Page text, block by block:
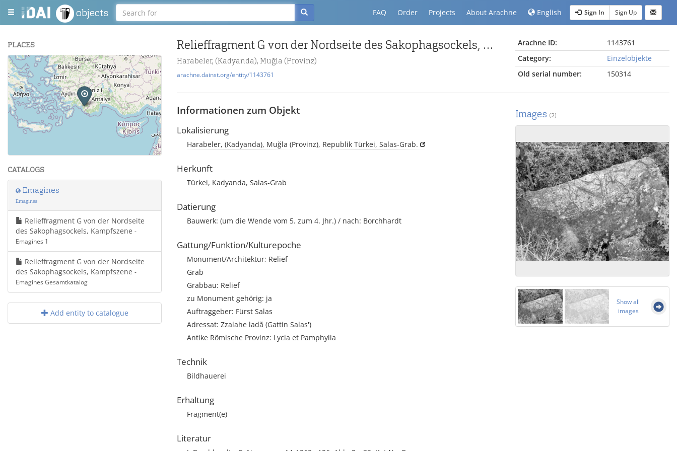
objects FAQ Order Projects About Arachne English Sign In Sign Up
PLACES
+
−
OpenStreetMap.
CATALOGS
Emagines
Emagines
Relieffragment G von der Nordseite
des Sakophagsockels, Kampfszene -
Emagines 1
Relieffragment G von der Nordseite
des Sakophagsockels, Kampfszene -
Emagines Gesamtkatalog
Add entity to catalogue
Relieffragment G von der Nordseite des Sakophagsockels, Kampfszene
Harabeler, (Kadyanda), Muğla (Provinz)
arachne.dainst.org/entity/1143761
Arachne ID:
1143761
Category:
Einzelobjekte
Old serial number:
150314
Informationen zum Objekt
Lokalisierung
Harabeler, (Kadyanda), Muğla (Provinz), Republik Türkei, Salas-Grab.
Herkunft
Türkei, Kadyanda, Salas-Grab
Datierung
Bauwerk: (um die Wende vom 5. zum 4. Jhr.) / nach: Borchhardt
Gattung/Funktion/Kulturepoche
Monument/Architektur; Relief
Grab
Grabbau: Relief
zu Monument gehörig: ja
Auftraggeber: Fürst Salas
Adressat: Zzalahe ladã (Gattin Salas')
Antike Römische Provinz: Lycia et Pamphylia
Technik
Bildhauerei
Erhaltung
Fragment(e)
Literatur
Images (2)
Show all
images